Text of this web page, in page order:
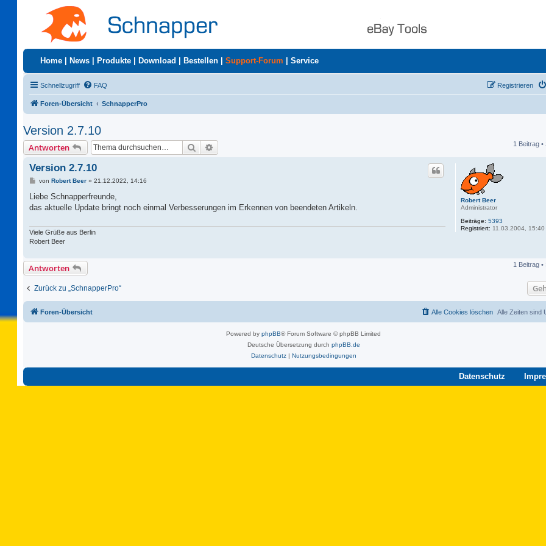
Home News Produkte Download Bestellen Support-Forum Service
Schnellzugriff FAQ Registrieren
Foren-Übersicht SchnapperPro
Version 2.7.10
Antworten Suche 1 Beitrag •
Robert Beer
Administrator
Beiträge: 5393
Registriert: 11.03.2004, 15:40
Version 2.7.10
B
i
r
von Robert Beer» 21.12.2022, 14:16
Liebe Schnapperfreunde,
das aktuelle Update bringt noch einmal Verbesserungen im Erkennen von beendeten Artikeln.
Viele Grüße aus Berlin
Robert Beer
Antworten 1 Beitrag •
Zurück zu „SchnapperPro“
Foren-Übersicht Alle Zeiten sind
Alle Cookies löschen
Powered by phpBB® Forum Software © phpBB Limited
Deutsche Übersetzung durch phpBB.de
Datenschutz| Nutzungsbedingungen
Datenschutz